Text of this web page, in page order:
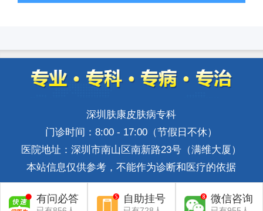
深圳肤康皮肤病专科
门诊时间：8:00 - 17:00（节假日不休）
医院地址：深圳市南山区南新路23号（满维大厦）
本站信息仅供参考，不能作为诊断和医疗的依据
有问必答 自助挂号 微信咨询